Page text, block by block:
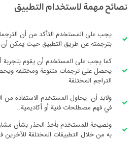
نصائح مهمة لاستخدام التطبيق
يجب على المستخدم التأكد من أن
بترجمته عن طريق التطبيق حيث يمكن أن
كما يجب على المستخدم أن يقوم
يحصل على ترجمات متنوعة ومختلفة
التراجم المختلفة
ولابد أن يحاول المستخدم الاستفادة من
في فهم مصطلحات فنية أو أكاديمية..
ونصيحة للمستخدم بأخذ الحذر بشأن
به من خلال التطبيقات المختلفة للآخرين